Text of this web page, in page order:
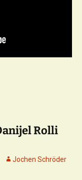
Rolli
Jochen Schröder